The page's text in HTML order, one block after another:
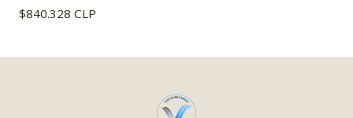
$840.328 CLP